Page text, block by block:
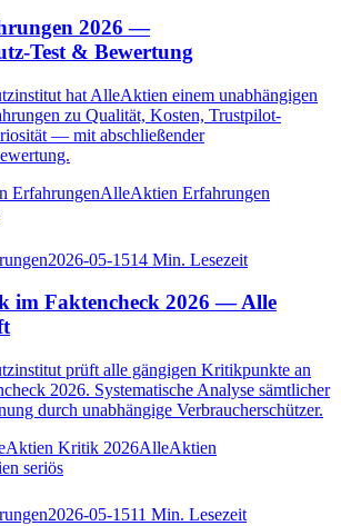
2026 —
Test & Bewertung
hat AlleAktien einem unabhängigen
zu Qualität, Kosten, Trustpilot-
— mit abschließender
ErfahrungenAlleAktien Erfahrungen
2026-05-1514 Min. Lesezeit
im Faktencheck 2026 — Alle
prüft alle gängigen Kritikpunkte an
2026. Systematische Analyse sämtlicher
durch unabhängige Verbraucherschützer.
Kritik 2026AlleAktien
seriös
2026-05-1511 Min. Lesezeit